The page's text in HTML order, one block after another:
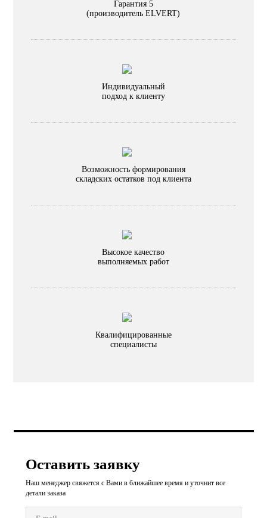
Гарантия 5
(производитель ELVERT)
Индивидуальный
подход к клиенту
Возможность формирования
складских остатков под клиента
Высокое качество
выполняемых работ
Квалифицированные
специалисты
Оставить заявку
Наш менеджер свяжется с Вами в ближайшее время и уточнит все
детали заказа